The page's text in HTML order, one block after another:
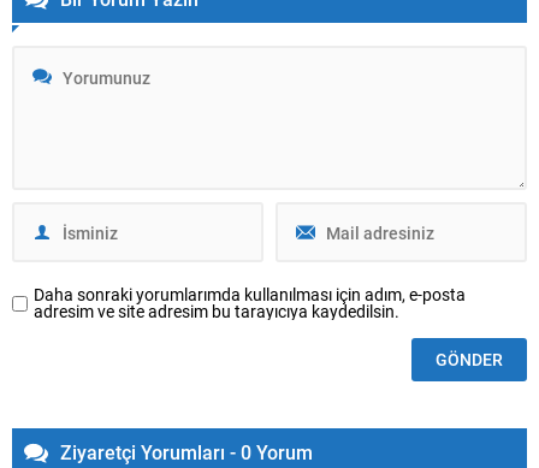
Daha sonraki yorumlarımda kullanılması için adım, e-posta
adresim ve site adresim bu tarayıcıya kaydedilsin.
Ziyaretçi Yorumları - 0 Yorum